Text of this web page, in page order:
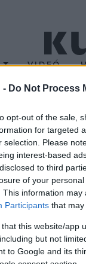
- Do Not Process
opt-out of the sale,
for targeted
selection. Please
interest-based
to third
of your
This information
Participants that
that this website/app
but not
to Google and its
consent section.
VIDEÓ
közötti
rendelkeztek
ma mindenki
mégis
zöldséget és